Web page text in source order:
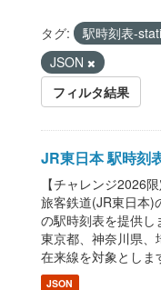
タグ: 駅時刻表-
JSON
フィルタ結果
JR東日本 駅時刻
【チャレンジ2026
旅客鉄道(JR東日本)
の駅時刻表を提供
東京都、神奈川県
在来線を対象としま
JSON